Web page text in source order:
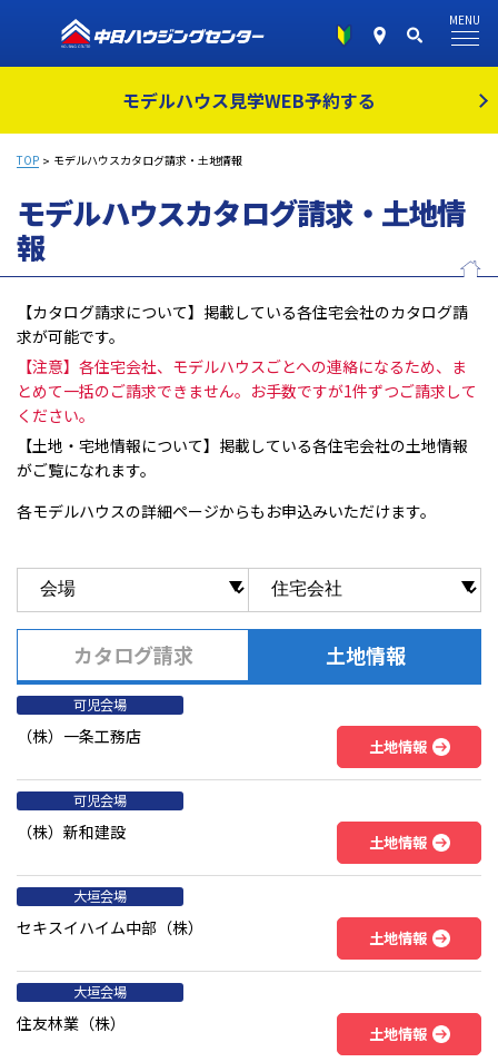
モデルハウス見学WEB予約する
MENU
TOP モデルハウスカタログ請求・土地情報
モデルハウスカタログ請求・土地情
報
【カタログ請求について】掲載している各住宅会社のカタログ請
求が可能です。
【注意】各住宅会社、モデルハウスごとへの連絡になるため、ま
とめて一括のご請求できません。お手数ですが1件ずつご請求して
ください。
【土地・宅地情報について】掲載している各住宅会社の土地情報
がご覧になれます。
各モデルハウスの詳細ページからもお申込みいただけます。
カタログ請求 土地情報
可児会場
（株）一条工務店 土地情報
可児会場
（株）新和建設 土地情報
大垣会場
セキスイハイム中部（株） 土地情報
大垣会場
住友林業（株） 土地情報